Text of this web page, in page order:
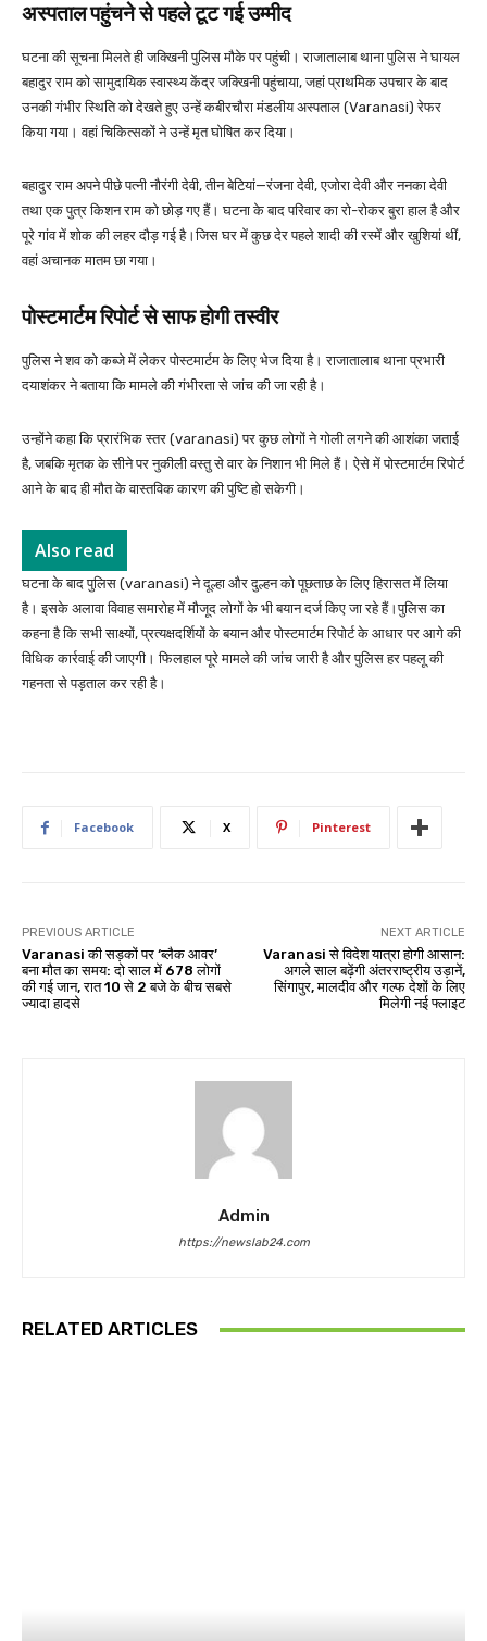
अस्पताल पहुंचने से पहले टूट गई उम्मीद
घटना की सूचना मिलते ही जक्खिनी पुलिस मौके पर पहुंची। राजातालाब थाना पुलिस ने घायल
बहादुर राम को सामुदायिक स्वास्थ्य केंद्र जक्खिनी पहुंचाया, जहां प्राथमिक उपचार के बाद
उनकी गंभीर स्थिति को देखते हुए उन्हें कबीरचौरा मंडलीय अस्पताल (Varanasi) रेफर
किया गया। वहां चिकित्सकों ने उन्हें मृत घोषित कर दिया।
बहादुर राम अपने पीछे पत्नी नौरंगी देवी, तीन बेटियां—रंजना देवी, एजोरा देवी और ननका देवी
तथा एक पुत्र किशन राम को छोड़ गए हैं। घटना के बाद परिवार का रो-रोकर बुरा हाल है और
पूरे गांव में शोक की लहर दौड़ गई है।जिस घर में कुछ देर पहले शादी की रस्में और खुशियां थीं,
वहां अचानक मातम छा गया।
पोस्टमार्टम रिपोर्ट से साफ होगी तस्वीर
पुलिस ने शव को कब्जे में लेकर पोस्टमार्टम के लिए भेज दिया है। राजातालाब थाना प्रभारी
दयाशंकर ने बताया कि मामले की गंभीरता से जांच की जा रही है।
उन्होंने कहा कि प्रारंभिक स्तर (varanasi) पर कुछ लोगों ने गोली लगने की आशंका जताई
है, जबकि मृतक के सीने पर नुकीली वस्तु से वार के निशान भी मिले हैं। ऐसे में पोस्टमार्टम रिपोर्ट
आने के बाद ही मौत के वास्तविक कारण की पुष्टि हो सकेगी।
Also read
घटना के बाद पुलिस (varanasi) ने दूल्हा और दुल्हन को पूछताछ के लिए हिरासत में लिया
है। इसके अलावा विवाह समारोह में मौजूद लोगों के भी बयान दर्ज किए जा रहे हैं।पुलिस का
कहना है कि सभी साक्ष्यों, प्रत्यक्षदर्शियों के बयान और पोस्टमार्टम रिपोर्ट के आधार पर आगे की
विधिक कार्रवाई की जाएगी। फिलहाल पूरे मामले की जांच जारी है और पुलिस हर पहलू की
गहनता से पड़ताल कर रही है।
Facebook X Pinterest
PREVIOUS ARTICLE
Varanasi की सड़कों पर ‘ब्लैक आवर’
बना मौत का समय: दो साल में 678 लोगों
की गई जान, रात 10 से 2 बजे के बीच सबसे
ज्यादा हादसे
NEXT ARTICLE
Varanasi से विदेश यात्रा होगी आसान:
अगले साल बढ़ेंगी अंतरराष्ट्रीय उड़ानें,
सिंगापुर, मालदीव और गल्फ देशों के लिए
मिलेगी नई फ्लाइट
Admin
https://newslab24.com
RELATED ARTICLES